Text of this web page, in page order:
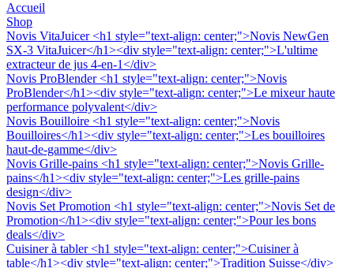
Accueil
Shop
Novis VitaJuicer <h1 style="text-align: center;">Novis NewGen
SX-3 VitaJuicer</h1><div style="text-align: center;">L'ultime
extracteur de jus 4-en-1</div>
Novis ProBlender <h1 style="text-align: center;">Novis
ProBlender</h1><div style="text-align: center;">Le mixeur haute
performance polyvalent</div>
Novis Bouilloire <h1 style="text-align: center;">Novis
Bouilloires</h1><div style="text-align: center;">Les bouilloires
haut-de-gamme</div>
Novis Grille-pains <h1 style="text-align: center;">Novis Grille-
pains</h1><div style="text-align: center;">Les grille-pains
design</div>
Novis Set Promotion <h1 style="text-align: center;">Novis Set de
Promotion</h1><div style="text-align: center;">Pour les bons
deals</div>
Cuisiner à tabler <h1 style="text-align: center;">Cuisiner à
table</h1><div style="text-align: center;">Tradition Suisse</div>